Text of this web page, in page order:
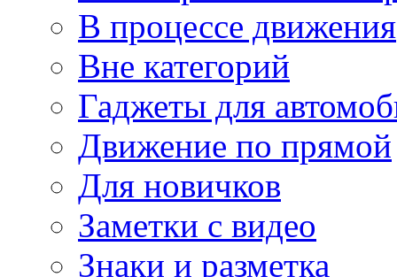
В процессе движения
Вне категорий
Гаджеты для
Движение по прямой
Для новичков
Заметки с видео
Знаки и разметка